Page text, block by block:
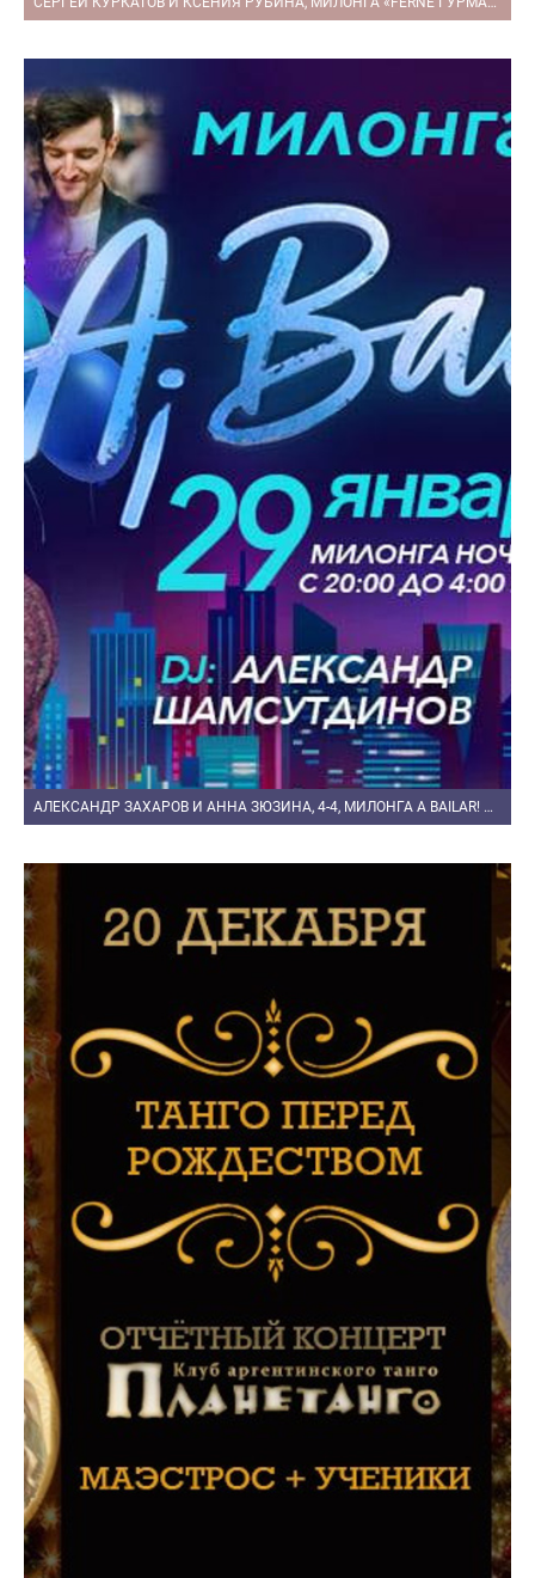
АЛЕКСАНДР ЗАХАРОВ И АННА ЗЮЗИНА, 4-4, МИЛОНГА A BAILAR! ЛА МИЛОНГА